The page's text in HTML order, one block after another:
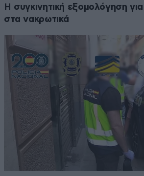
Η συγκινητική εξομολόγηση
στα νακρωτικά